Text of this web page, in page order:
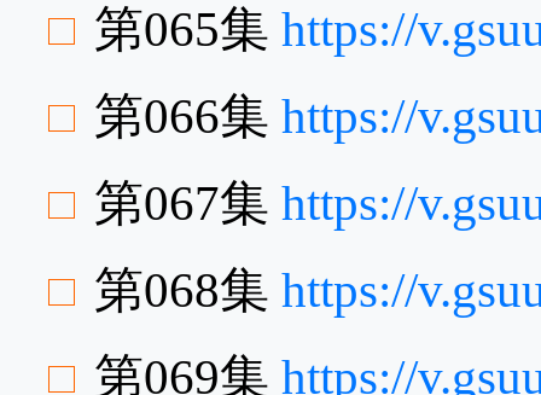
第065集 https://
第066集 https://
第067集 https://
第068集 https://
第069集 https://